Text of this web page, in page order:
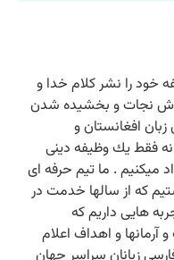
خود را نشر كلام خدا و
نجات و بخشیده شدن
افغانستان و
نه فقط یك وظیفه دینی
میكنیم . ما تیم حرفه ای
كه از سالها خدمت در
هایی داریم كه
آرمانها و اهداف اعلام